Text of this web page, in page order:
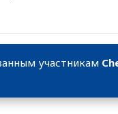
участникам